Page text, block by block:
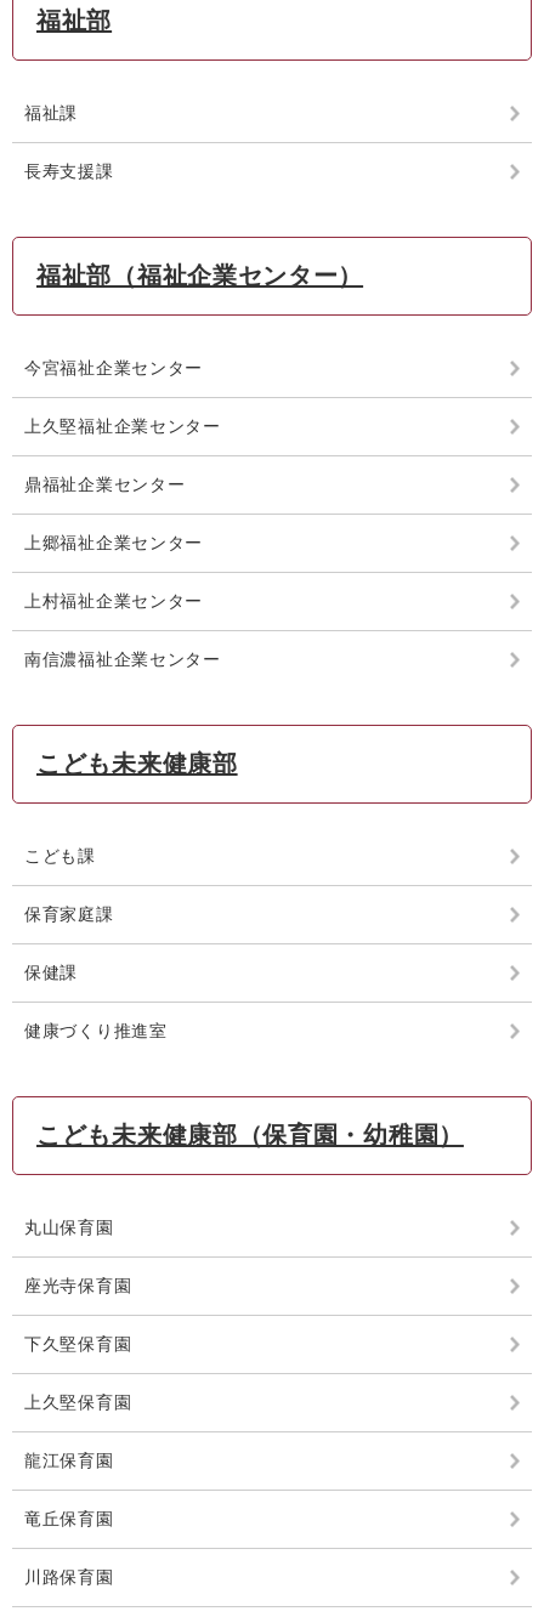
福祉部
福祉課
長寿支援課
福祉部（福祉企業センター）
今宮福祉企業センター
上久堅福祉企業センター
鼎福祉企業センター
上郷福祉企業センター
上村福祉企業センター
南信濃福祉企業センター
こども未来健康部
こども課
保育家庭課
保健課
健康づくり推進室
こども未来健康部（保育園・幼稚園）
丸山保育園
座光寺保育園
下久堅保育園
上久堅保育園
龍江保育園
竜丘保育園
川路保育園